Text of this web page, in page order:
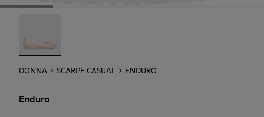
DONNA SCARPE CASUAL ENDURO
Enduro